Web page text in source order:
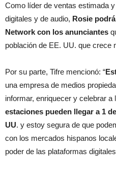
Como líder de ventas estimada
digitales y de audio, Rosie
Network con los anunciantes
población de EE. UU. que crece
Por su parte, Tifre mencionó: “
una empresa de medios
informar, enriquecer y celebrar a
estaciones pueden llegar a 1
UU. y estoy segura de que
con los mercados hispanos
poder de las plataformas